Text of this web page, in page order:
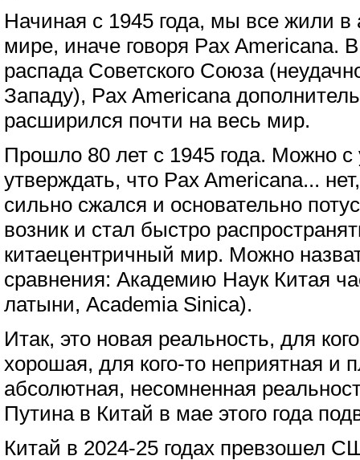
Начиная с 1945 года, мы все жили
мире, иначе говоря Pax Americana. В
распада Советского Союза
Западу), Pax Americana
расширился почти на весь мир.
Прошло 80 лет с 1945 года. Можно с
утверждать, что Pax Americana...
сильно сжался и основательно
возник и стал быстро
китаецентричный мир. Можно
сравнения: Академию Наук Китая
латыни, Academia Sinica).
Итак, это новая реальность, для
хорошая, для кого-то неприятная и
абсолютная, несомненная
Путина в Китай в мае этого года
Китай в 2024-25 годах превзошел